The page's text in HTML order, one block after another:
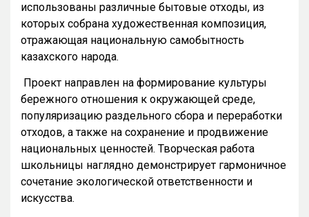
использованы различные бытовые отходы, из
которых собрана художественная композиция,
отражающая национальную самобытность
казахского народа.
Проект направлен на формирование культуры
бережного отношения к окружающей среде,
популяризацию раздельного сбора и переработки
отходов, а также на сохранение и продвижение
национальных ценностей. Творческая работа
школьницы наглядно демонстрирует гармоничное
сочетание экологической ответственности и
искусства.